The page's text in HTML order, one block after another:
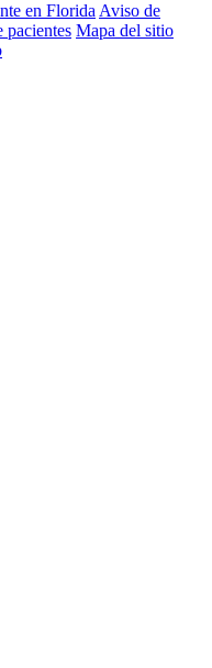
en Florida Aviso de
pacientes Mapa del sitio